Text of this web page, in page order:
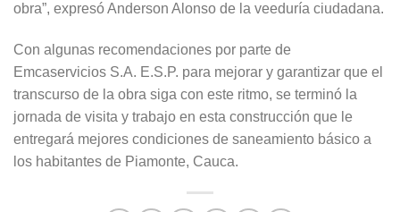
obra”, expresó Anderson Alonso de la veeduría ciudadana.
Con algunas recomendaciones por parte de
Emcaservicios S.A. E.S.P. para mejorar y garantizar que el
transcurso de la obra siga con este ritmo, se terminó la
jornada de visita y trabajo en esta construcción que le
entregará mejores condiciones de saneamiento básico a
los habitantes de Piamonte, Cauca.